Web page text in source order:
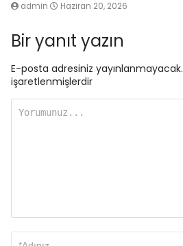
admin Haziran 20, 2026
Bir yanıt yazın
E-posta adresiniz yayınlanmayacak.
işaretlenmişlerdir